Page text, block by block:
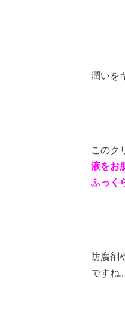
潤いを
このク
液をお
ふっく
防腐剤
ですね。